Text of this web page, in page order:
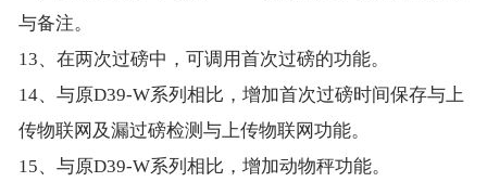
与备注。
13、在两次过磅中，可调用首次过磅的功能。
14、与原D39-W系列相比，增加首次过磅时间保存与上
传物联网及漏过磅检测与上传物联网功能。
15、与原D39-W系列相比，增加动物秤功能。